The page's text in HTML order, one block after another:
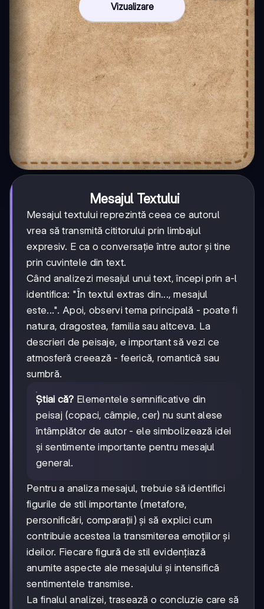
Vizualizare
Mesajul Textului
Mesajul textului reprezintă ceea ce autorul
vrea să transmită cititorului prin limbajul
expresiv. E ca o conversație între autor și tine
prin cuvintele din text.
Când analizezi mesajul unui text, începi prin a-l
identifica: "În textul extras din..., mesajul
este...". Apoi, observi tema principală - poate fi
natura, dragostea, familia sau altceva. La
descrieri de peisaje, e important să vezi ce
atmosferă creează - feerică, romantică sau
sumbră.
Știai că? Elementele semnificative din
peisaj (copaci, câmpie, cer) nu sunt alese
întâmplător de autor - ele simbolizează idei
și sentimente importante pentru mesajul
general.
Pentru a analiza mesajul, trebuie să identifici
figurile de stil importante (metafore,
personificări, comparații) și să explici cum
contribuie acestea la transmiterea emoțiilor și
ideilor. Fiecare figură de stil evidențiază
anumite aspecte ale mesajului și intensifică
sentimentele transmise.
La finalul analizei, trasează o concluzie care să